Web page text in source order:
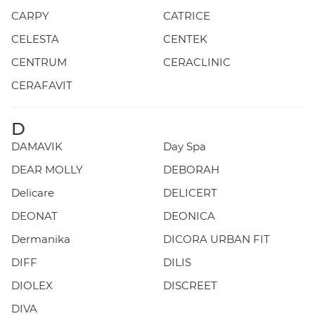
CARPY
CATRICE
CELESTA
CENTEK
CENTRUM
CERACLINIC
CERAFAVIT
D
DAMAVIK
Day Spa
DEAR MOLLY
DEBORAH
Delicare
DELICERT
DEONAT
DEONICA
Dermanika
DICORA URBAN FIT
DIFF
DILIS
DIOLEX
DISCREET
DIVA